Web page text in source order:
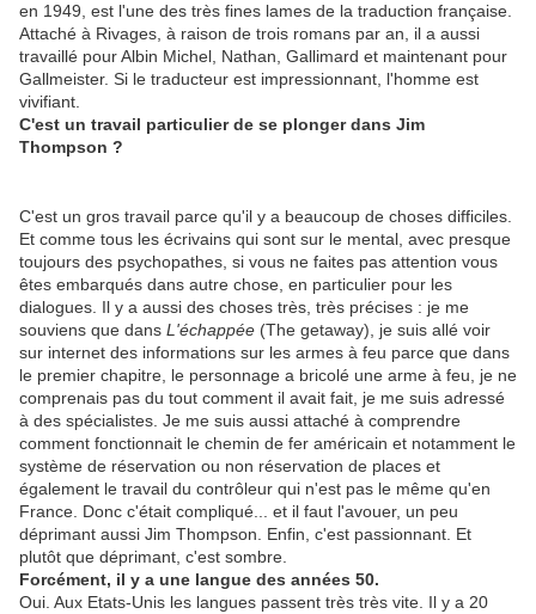
en 1949, est l'une des très fines lames de la traduction française.
Attaché à Rivages, à raison de trois romans par an, il a aussi
travaillé pour Albin Michel, Nathan, Gallimard et maintenant pour
Gallmeister. Si le traducteur est impressionnant, l'homme est
vivifiant.
C'est un travail particulier de se plonger dans Jim
Thompson ?
C'est un gros travail parce qu'il y a beaucoup de choses difficiles.
Et comme tous les écrivains qui sont sur le mental, avec presque
toujours des psychopathes, si vous ne faites pas attention vous
êtes embarqués dans autre chose, en particulier pour les
dialogues. Il y a aussi des choses très, très précises : je me
souviens que dans L'échappée (The getaway), je suis allé voir
sur internet des informations sur les armes à feu parce que dans
le premier chapitre, le personnage a bricolé une arme à feu, je ne
comprenais pas du tout comment il avait fait, je me suis adressé
à des spécialistes. Je me suis aussi attaché à comprendre
comment fonctionnait le chemin de fer américain et notamment le
système de réservation ou non réservation de places et
également le travail du contrôleur qui n'est pas le même qu'en
France. Donc c'était compliqué... et il faut l'avouer, un peu
déprimant aussi Jim Thompson. Enfin, c'est passionnant. Et
plutôt que déprimant, c'est sombre.
Forcément, il y a une langue des années 50.
Oui. Aux Etats-Unis les langues passent très très vite. Il y a 20